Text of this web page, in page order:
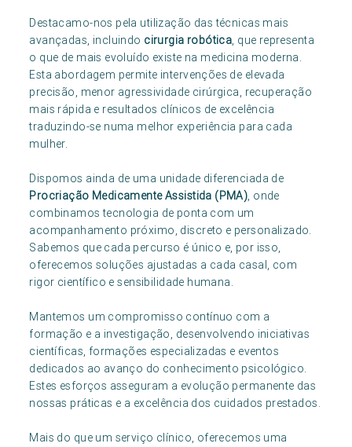
Destacamo-nos pela utilização das técnicas mais
avançadas, incluindo cirurgia robótica, que representa
o que de mais evoluído existe na medicina moderna.
Esta abordagem permite intervenções de elevada
precisão, menor agressividade cirúrgica, recuperação
mais rápida e resultados clínicos de excelência
traduzindo-se numa melhor experiência para cada
mulher.
Dispomos ainda de uma unidade diferenciada de
Procriação Medicamente Assistida (PMA), onde
combinamos tecnologia de ponta com um
acompanhamento próximo, discreto e personalizado.
Sabemos que cada percurso é único e, por isso,
oferecemos soluções ajustadas a cada casal, com
rigor científico e sensibilidade humana.
Mantemos um compromisso contínuo com a
formação e a investigação, desenvolvendo iniciativas
científicas, formações especializadas e eventos
dedicados ao avanço do conhecimento psicológico.
Estes esforços asseguram a evolução permanente das
nossas práticas e a excelência dos cuidados prestados.
Mais do que um serviço clínico, oferecemos uma